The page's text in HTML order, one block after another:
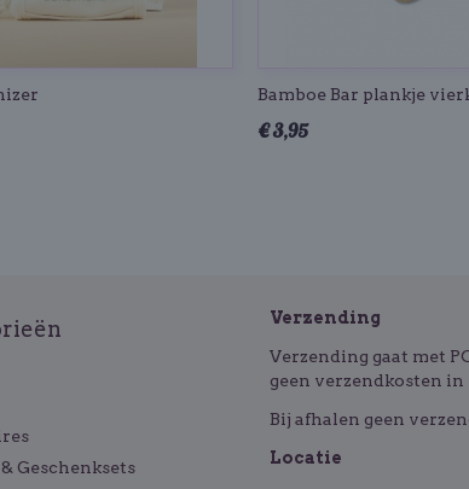
Bamboe Bar plankje
€ 3,95
Geschenksets
Verzending
Verzending gaat met
geen verzendkosten in
Bij afhalen geen
Locatie